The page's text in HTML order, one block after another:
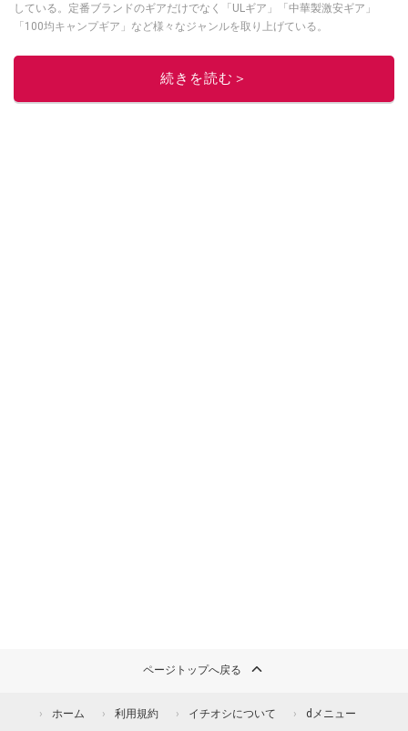
している。定番ブランドのギアだけでなく「ULギア」「中華製激安ギア」
「100均キャンプギア」など様々なジャンルを取り上げている。
このイチオシストの他の記事を読む
続きを読む＞
ページトップへ戻る
ホーム 利用規約 イチオシについて dメニュー